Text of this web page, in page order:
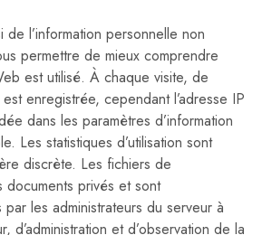
l’information personnelle non
permettre de mieux comprendre
est utilisé. À chaque visite, de
est enregistrée, cependant l’adresse IP
dans les paramètres d’information
Les statistiques d’utilisation sont
discrète. Les fichiers de
documents privés et sont
les administrateurs du serveur à
d’administration et d’observation de la